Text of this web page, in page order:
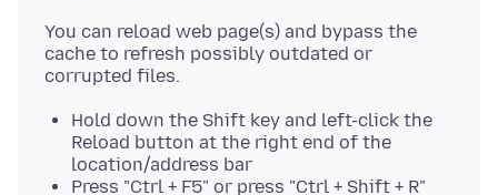
You can reload web page(s) and bypass the
cache to refresh possibly outdated or
Hold down the Shift key and left-click the
Reload button at the right end of the
location/address bar
Press "Ctrl + F5" or press "Ctrl + Shift + R"